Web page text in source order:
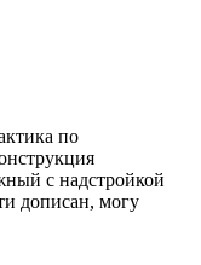
по
с надстройкой
дописан, могу